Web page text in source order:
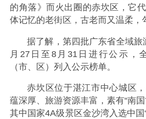
的角落》而火出圈的赤坎区，它
体记忆的老街区，古老而又温柔，
据了解，第四批广东省全域旅
月27日至8月31日进行公示，
（市、区）列入公示榜单。
赤坎区位于湛江市中心城区
蕴深厚、旅游资源丰富，素有“南国
其中国家4A级景区金沙湾入选中